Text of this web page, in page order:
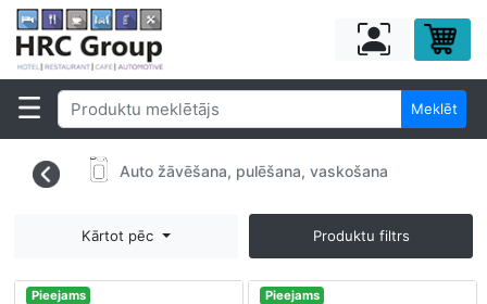
Meklēt
Auto žāvēšana, pulēšana, vaskošana
Kārtot pēc Produktu filtrs
Pieejams Pieejams